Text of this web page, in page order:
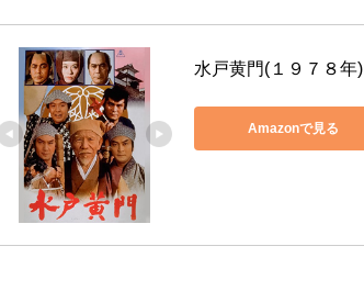
水戸黄門(１９７８年)
Amazonで見る